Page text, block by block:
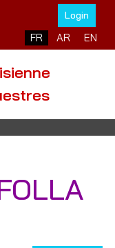
Login
Sélectionnez votre
FR AR EN